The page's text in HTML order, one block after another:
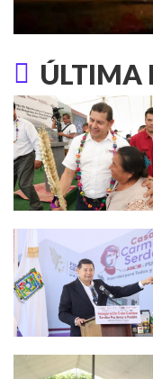
ÚLTIMA